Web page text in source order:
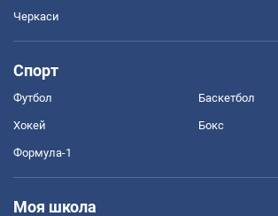
Черкаси
Спорт
Футбол Баскетбол
Хокей Бокс
Формула-1
Моя школа